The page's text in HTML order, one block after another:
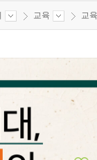
교육 교